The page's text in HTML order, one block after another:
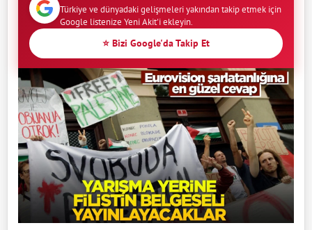
Türkiye ve dünyadaki gelişmeleri yakından takip etmek için
Google listenize Yeni Akit'i ekleyin.
⭐ Bizi Google'da Takip Et